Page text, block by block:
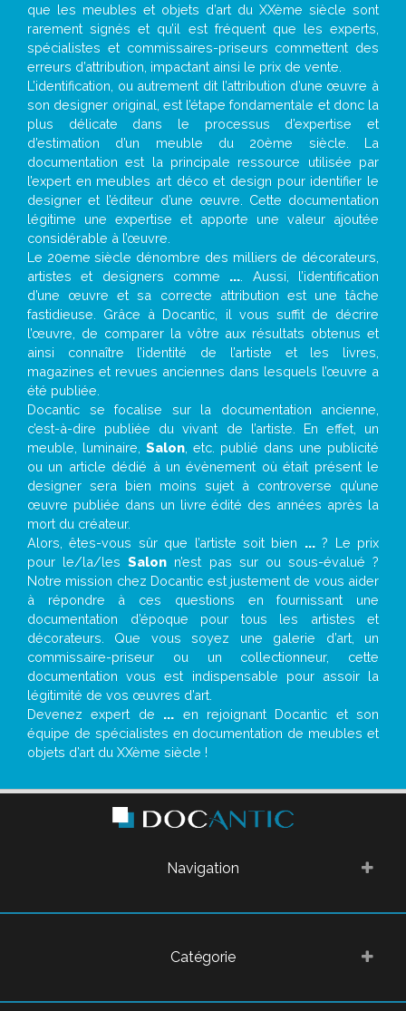
que les meubles et objets d’art du XXème siècle sont
rarement signés et qu’il est fréquent que les experts,
spécialistes et commissaires-priseurs commettent des
erreurs d’attribution, impactant ainsi le prix de vente.
L’identification, ou autrement dit l’attribution d’une œuvre à
son designer original, est l’étape fondamentale et donc la
plus délicate dans le processus d’expertise et
d’estimation d’un meuble du 20ème siècle. La
documentation est la principale ressource utilisée par
l’expert en meubles art déco et design pour identifier le
designer et l’éditeur d’une œuvre. Cette documentation
légitime une expertise et apporte une valeur ajoutée
considérable à l’œuvre.
Le 20eme siècle dénombre des milliers de décorateurs,
artistes et designers comme ... . Aussi, l’identification
d’une œuvre et sa correcte attribution est une tâche
fastidieuse. Grâce à Docantic, il vous suffit de décrire
l’œuvre, de comparer la vôtre aux résultats obtenus et
ainsi connaître l’identité de l’artiste et les livres,
magazines et revues anciennes dans lesquels l’œuvre a
été publiée.
Docantic se focalise sur la documentation ancienne,
c’est-à-dire publiée du vivant de l’artiste. En effet, un
meuble, luminaire, Salon , etc. publié dans une publicité
ou un article dédié à un évènement où était présent le
designer sera bien moins sujet à controverse qu’une
œuvre publiée dans un livre édité des années après la
mort du créateur.
Alors, êtes-vous sûr que l’artiste soit bien ...? Le prix
pour le/la/lesSalon n’est pas sur ou sous-évalué ?
Notre mission chez Docantic est justement de vous aider
à répondre à ces questions en fournissant une
documentation d’époque pour tous les artistes et
décorateurs. Que vous soyez une galerie d’art, un
commissaire-priseur ou un collectionneur, cette
documentation vous est indispensable pour assoir la
légitimité de vos œuvres d’art.
Devenez expert de ... en rejoignant Docantic et son
équipe de spécialistes en documentation de meubles et
objets d’art du XXème siècle !
Navigation
Catégorie